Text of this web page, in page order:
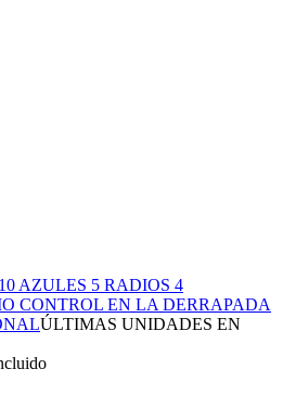
AZULES 5 RADIOS 4
CONTROL EN LA DERRAPADA
ÚLTIMAS UNIDADES EN